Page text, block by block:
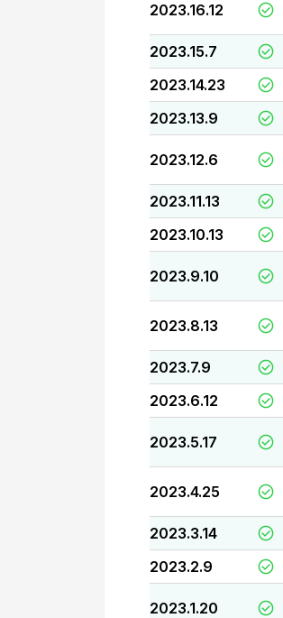
2023.16.12
2023.15.7
2023.14.23
2023.13.9
2023.12.6
2023.11.13
2023.10.13
2023.9.10
2023.8.13
2023.7.9
2023.6.12
2023.5.17
2023.4.25
2023.3.14
2023.2.9
2023.1.20